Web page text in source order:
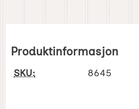
Produktinformasjon
SKU: 8645